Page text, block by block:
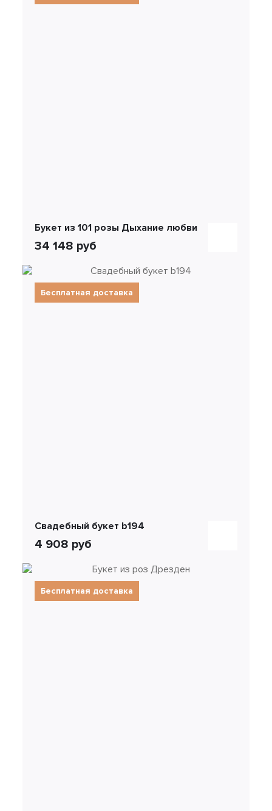
Букет из 101 розы Дыхание любви
34 148 руб
Бесплатная доставка
Свадебный букет b194
4 908 руб
Бесплатная доставка